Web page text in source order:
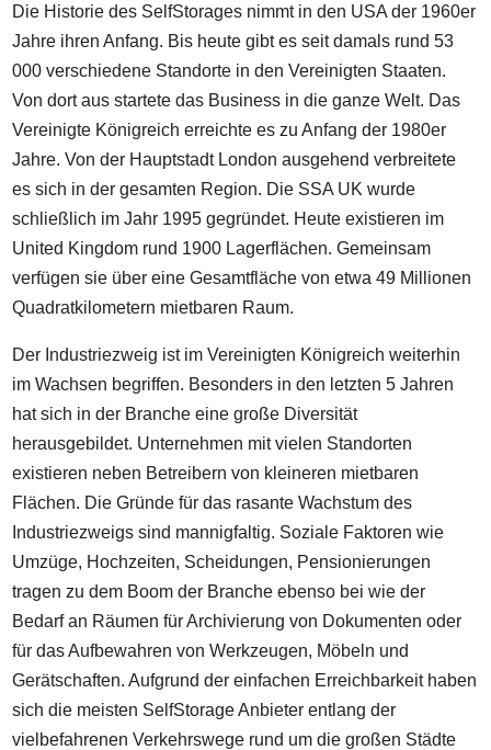
Die Historie des SelfStorages nimmt in den USA der 1960er
Jahre ihren Anfang. Bis heute gibt es seit damals rund 53
000 verschiedene Standorte in den Vereinigten Staaten.
Von dort aus startete das Business in die ganze Welt. Das
Vereinigte Königreich erreichte es zu Anfang der 1980er
Jahre. Von der Hauptstadt London ausgehend verbreitete
es sich in der gesamten Region. Die SSA UK wurde
schließlich im Jahr 1995 gegründet. Heute existieren im
United Kingdom rund 1900 Lagerflächen. Gemeinsam
verfügen sie über eine Gesamtfläche von etwa 49 Millionen
Quadratkilometern mietbaren Raum.
Der Industriezweig ist im Vereinigten Königreich weiterhin
im Wachsen begriffen. Besonders in den letzten 5 Jahren
hat sich in der Branche eine große Diversität
herausgebildet. Unternehmen mit vielen Standorten
existieren neben Betreibern von kleineren mietbaren
Flächen. Die Gründe für das rasante Wachstum des
Industriezweigs sind mannigfaltig. Soziale Faktoren wie
Umzüge, Hochzeiten, Scheidungen, Pensionierungen
tragen zu dem Boom der Branche ebenso bei wie der
Bedarf an Räumen für Archivierung von Dokumenten oder
für das Aufbewahren von Werkzeugen, Möbeln und
Gerätschaften. Aufgrund der einfachen Erreichbarkeit haben
sich die meisten SelfStorage Anbieter entlang der
vielbefahrenen Verkehrswege rund um die großen Städte